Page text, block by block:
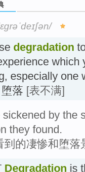
degradation
which
especially one
落 [表不满]
by the
they found.
到的凄惨和堕落
Degradation is